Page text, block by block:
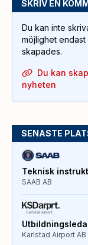
SKRIV EN
Du kan inte
möjlighet
skapades.
Du kan
nyheten
SENASTE
Teknisk
SAAB AB
Karlstad Airport AB